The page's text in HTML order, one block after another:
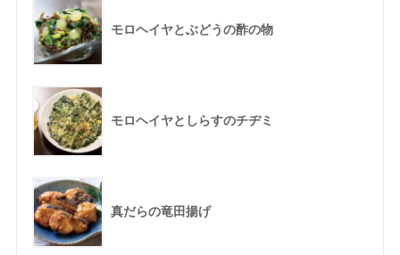
モロヘイヤとぶどうの酢の物
モロヘイヤとしらすのチヂミ
真だらの竜田揚げ